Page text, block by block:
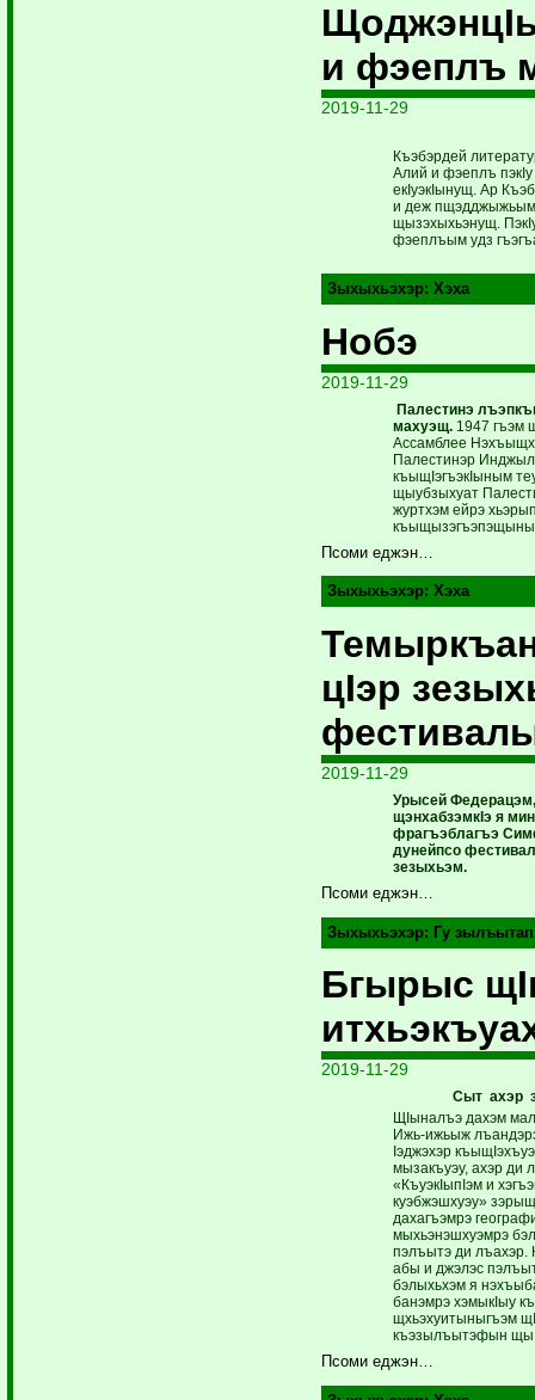
и фэеплъ
2019-11-29
Къэбэрдей
Алий и фэеплъ
екIуэкIынущ. Ар
и деж пщэдджыжьым
щызэхыхьэнущ.
фэеплъым удз
Зыхыхьэхэр: Хэха
Нобэ
2019-11-29
Палестинэ
махуэщ.1947 гъэм
Ассамблее
Палестинэр
къыщIэгъэкIыным
щыубзыхуат
журтхэм ейрэ
Псоми еджэн…
Зыхыхьэхэр: Хэха
цIэр
2019-11-29
Урысей
щэнхабзэмкIэ я
фрагъэблагъэ
дунейпсо
зезыхьэм.
Псоми еджэн…
Зыхыхьэхэр: Гу
Бгырыс
2019-11-29
Сыт ахэр
ЩIыналъэ дахэм
Ижь-ижьыж
Iэджэхэр
мызакъуэу, ахэр ди
«КъуэкIыпIэм и
куэбжэшхуэу»
дахагъэмрэ
мыхьэнэшхуэмрэ
пэлъытэ ди лъахэр.
абы и джэлэс
бэлыхьхэм я
банэмрэ хэмыкIыу
щхьэхуитыныгъэм
къэзылъытэфын
Псоми еджэн…